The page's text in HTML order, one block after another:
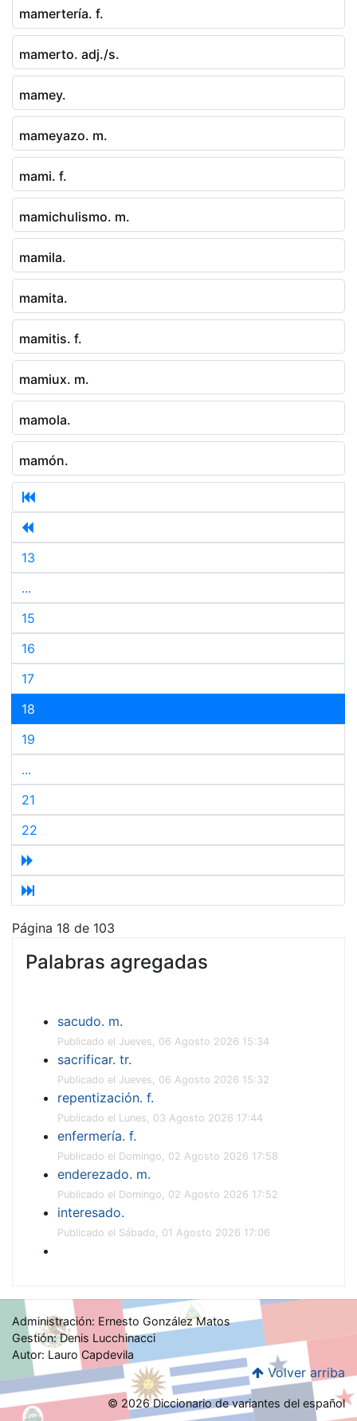
mamertería. f.
mamerto. adj./s.
mamey.
mameyazo. m.
mami. f.
mamichulismo. m.
mamila.
mamita.
mamitis. f.
mamiux. m.
mamola.
mamón.
13
...
15
16
17
18
19
...
21
22
Página 18 de 103
Palabras agregadas
sacudo. m.
Publicado el Jueves, 06 Agosto 2026 15:34
sacrificar. tr.
Publicado el Jueves, 06 Agosto 2026 15:32
repentización. f.
Publicado el Lunes, 03 Agosto 2026 17:44
enfermería. f.
Publicado el Domingo, 02 Agosto 2026 17:58
enderezado. m.
Publicado el Domingo, 02 Agosto 2026 17:52
interesado.
Publicado el Sábado, 01 Agosto 2026 17:06
Administración: Ernesto González Matos
Gestión: Denis Lucchinacci
Autor: Lauro Capdevila
Volver arriba
© 2026 Diccionario de variantes del español